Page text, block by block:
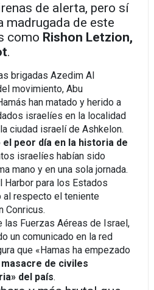
de alerta, pero sí
madrugada de este
como Rishon Letzion,
.
brigadas Azedim Al
movimiento, Abu
han matado y herido a
israelíes en la localidad
ciudad israelí de Ashkelon.
el peor día en la historia de
israelíes habían sido
mano y en una sola jornada.
Harbor para los Estados
al respecto el teniente
Conricus.
las Fuerzas Aéreas de Israel,
un comunicado en la red
que «Hamas ha empezado
de civiles
del país.